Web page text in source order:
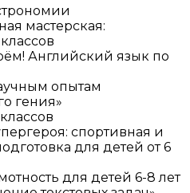
мастерская:
Английский язык по
опытам
гения»
спортивная и
для детей от 6
для детей 6-8 лет